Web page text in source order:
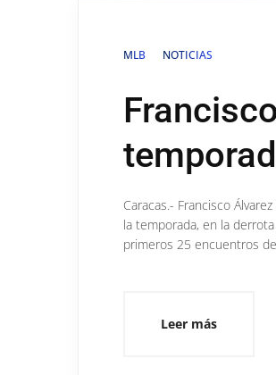
MLB NOTICIAS
Caracas.- Francisco
la temporada, en la
primeros 25 encuentros
Leer más